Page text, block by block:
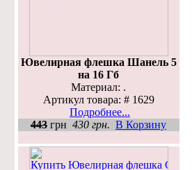
Ювелирная флешка Шанель 5
на 16 Гб
Материал: .
Артикул товара: # 1629
Подробнее...
443 грн 430 грн. В Корзину